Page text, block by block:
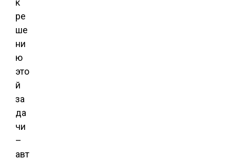
к
ре
ше
ни
ю
это
й
за
да
чи
–
авт